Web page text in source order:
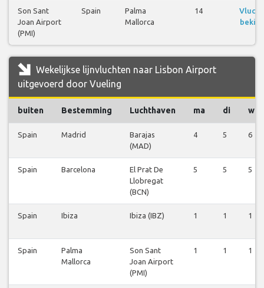
Son Sant
Joan Airport
(PMI)
Spain
Palma
Mallorca
14
Wekelijkse lijnvluchten naar Lisbon Airport
uitgevoerd door Vueling
buiten Bestemming Luchthaven ma di wo
Spain Madrid
Barajas
(MAD)
4 5 6
Spain Barcelona
El Prat De
Llobregat
(BCN)
5 5 5
Spain Ibiza Ibiza (IBZ) 1 1 1
Spain
Palma
Mallorca
Son Sant
Joan Airport
(PMI)
1 1 1